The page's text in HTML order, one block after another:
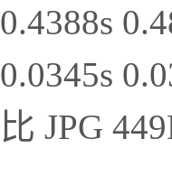
0.4388s
0.0345s
比 JPG